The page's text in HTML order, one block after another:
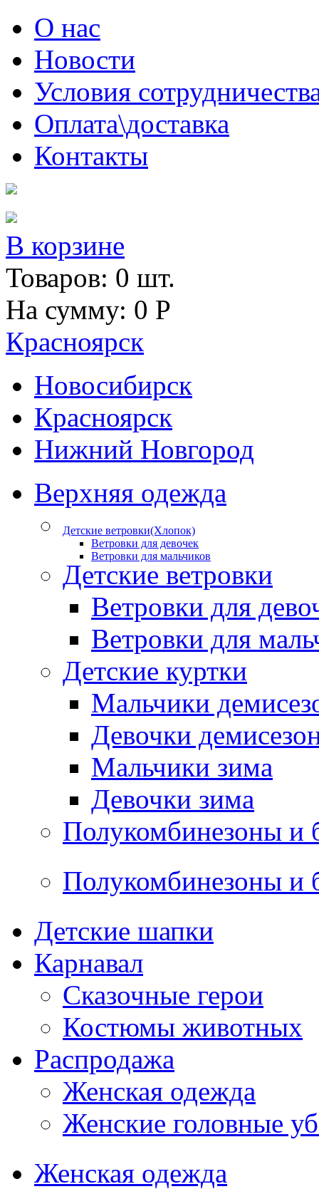
Skip to main content
О нас
Новости
Условия
Оплата\доставка
Контакты
В корзине
Товаров: 0 шт.
На сумму: 0 Р
Красноярск
Новосибирск
Красноярск
Нижний Новгород
Верхняя одежда
Детские ветровки(Хлопок)
Ветровки для девочек
Ветровки для мальчиков
Детские ветровки
Ветровки для
Ветровки для
Детские куртки
Мальчики
Девочки
Мальчики зима
Девочки зима
Полукомбинезоны и
Полукомбинезоны и
Детские шапки
Карнавал
Сказочные герои
Костюмы животных
Распродажа
Женская одежда
Женские головные
Женская одежда